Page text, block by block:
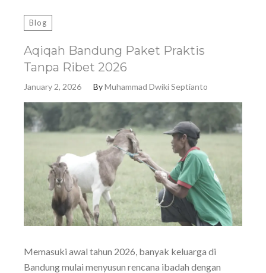
Blog
Aqiqah Bandung Paket Praktis
Tanpa Ribet 2026
January 2, 2026 ByMuhammad Dwiki Septianto
Memasuki awal tahun 2026, banyak keluarga di
Bandung mulai menyusun rencana ibadah dengan